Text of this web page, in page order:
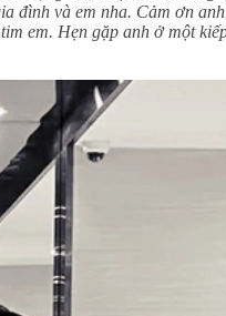
đình và em nha. Cảm ơn anh
em. Hẹn gặp anh ở một